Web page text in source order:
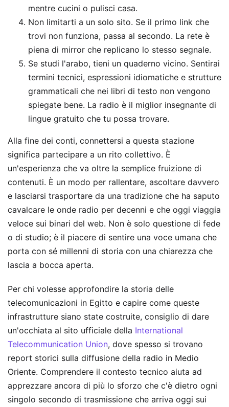
mentre cucini o pulisci casa.
Non limitarti a un solo sito. Se il primo link che
trovi non funziona, passa al secondo. La rete è
piena di mirror che replicano lo stesso segnale.
Se studi l'arabo, tieni un quaderno vicino. Sentirai
termini tecnici, espressioni idiomatiche e strutture
grammaticali che nei libri di testo non vengono
spiegate bene. La radio è il miglior insegnante di
lingue gratuito che tu possa trovare.
Alla fine dei conti, connettersi a questa stazione
significa partecipare a un rito collettivo. È
un'esperienza che va oltre la semplice fruizione di
contenuti. È un modo per rallentare, ascoltare davvero
e lasciarsi trasportare da una tradizione che ha saputo
cavalcare le onde radio per decenni e che oggi viaggia
veloce sui binari del web. Non è solo questione di fede
o di studio; è il piacere di sentire una voce umana che
porta con sé millenni di storia con una chiarezza che
lascia a bocca aperta.
Per chi volesse approfondire la storia delle
telecomunicazioni in Egitto e capire come queste
infrastrutture siano state costruite, consiglio di dare
un'occhiata al sito ufficiale della International
Telecommunication Union, dove spesso si trovano
report storici sulla diffusione della radio in Medio
Oriente. Comprendere il contesto tecnico aiuta ad
apprezzare ancora di più lo sforzo che c'è dietro ogni
singolo secondo di trasmissione che arriva oggi sui